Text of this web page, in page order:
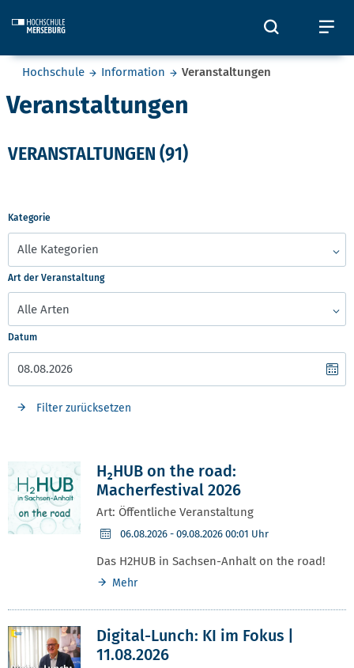
Öffnet
Sie befinden sich hier:
Hochschule Information Veranstaltungen
Veranstaltungen
VERANSTALTUNGEN (91)
Kategorie
Art der Veranstaltung
Datum
Filter zurücksetzen
H₂HUB on the road:
Macherfestival 2026
Art: Öffentliche Veranstaltung
06.08.2026 - 09.08.2026 00:01 Uhr
Das H2HUB in Sachsen-Anhalt on the road!
Mehr
Digital-Lunch: KI im Fokus |
11.08.2026